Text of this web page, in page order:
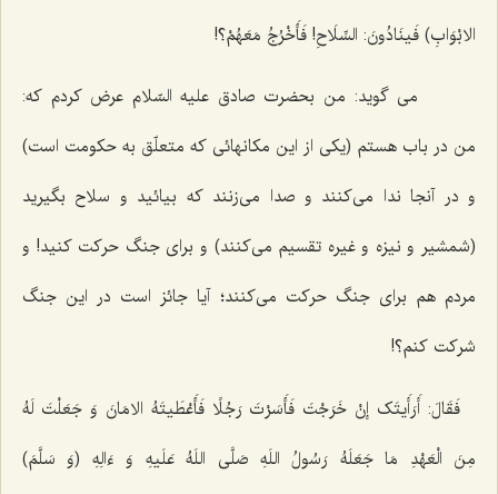
الابْوَابِ) فَینَادُونَ: السِّلَاحِ! فَأَخْرُجُ مَعَهُمْ؟!
مى گوید: من بحضرت صادق علیه السّلام عرض كردم كه:
من در باب هستم (یكى از این مكانهائى كه متعلّق به حكومت است)
و در آنجا ندا مى‌كنند و صدا مى‌زنند كه بیائید و سلاح بگیرید
(شمشیر و نیزه و غیره تقسیم مى‌كنند) و براى جنگ حركت كنید! و
مردم هم براى جنگ حركت مى‌كنند؛ آیا جائز است در این جنگ
شركت كنم؟!
فَقَالَ: أَرَأَیتَک إنْ خَرَجْتَ فَأَسَرْتَ رَجُلًا فَأَعْطَیتَهُ الامَانَ وَ جَعَلْتَ لَهُ
مِنَ الْعَهْدِ مَا جَعَلَهُ رَسُولُ اللَهِ صَلَّى اللَهُ عَلَیهِ وَ ءَالِهِ (وَ سَلَّمَ)